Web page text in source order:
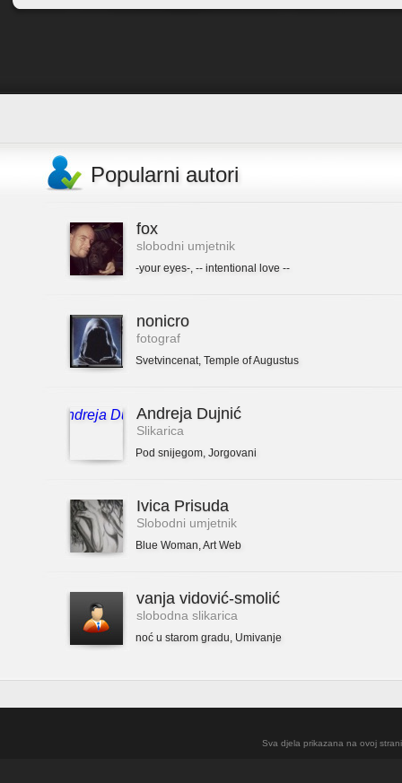
Popularni autori
fox
slobodni umjetnik
-your eyes-, -- intentional love --
nonicro
fotograf
Svetvincenat, Temple of Augustus
Andreja Dujnić
Slikarica
Pod snijegom, Jorgovani
Ivica Prisuda
Slobodni umjetnik
Blue Woman,Art Web
vanja vidović-smolić
slobodna slikarica
noć u starom gradu, Umivanje
Sva djela prikazana na ovoj